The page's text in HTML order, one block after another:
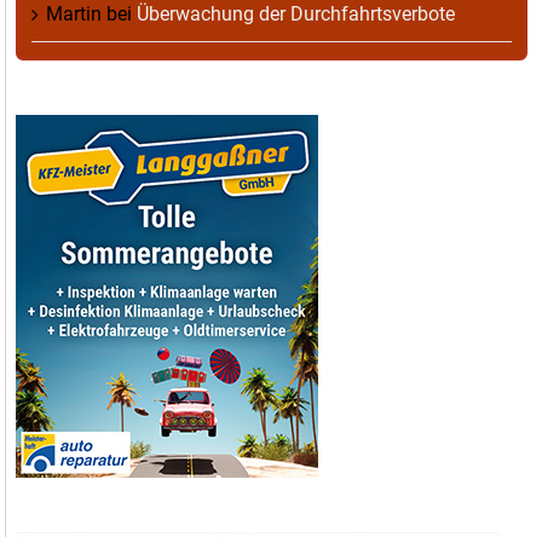
Martin bei Überwachung der Durchfahrtsverbote